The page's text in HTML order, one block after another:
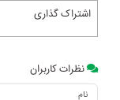
اشتراک گذاری
نظرات کاربران